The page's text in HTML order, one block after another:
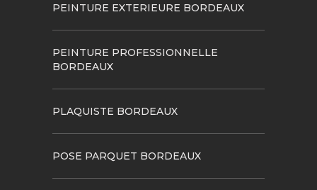
PEINTURE EXTERIEURE BORDEAUX
PEINTURE PROFESSIONNELLE
BORDEAUX
PLAQUISTE BORDEAUX
POSE PARQUET BORDEAUX